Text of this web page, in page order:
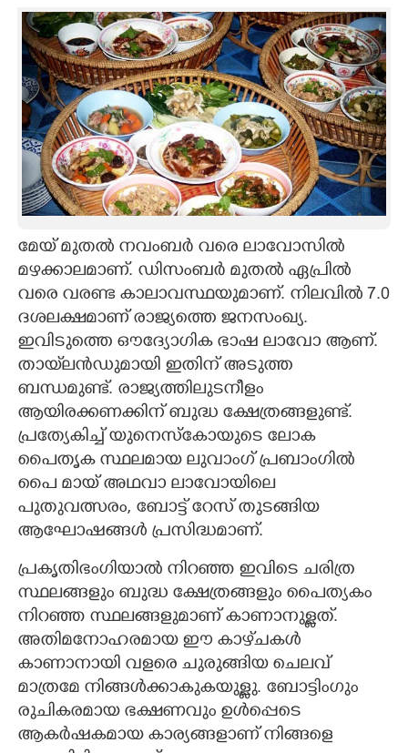
മേയ് മുതൽ നവംബർ വരെ ലാവോസിൽ
മഴക്കാലമാണ്. ഡിസംബർ മുതൽ ഏപ്രിൽ
വരെ വരണ്ട കാലാവസ്ഥയുമാണ്. നിലവിൽ 7.0
ദശലക്ഷമാണ് രാജ്യത്തെ ജനസംഖ്യ.
ഇവിടുത്തെ ഔദ്യോഗിക ഭാഷ ലാവോ ആണ്.
തായ്‌ലൻഡുമായി ഇതിന് അടുത്ത
ബന്ധമുണ്ട്. രാജ്യത്തിലുടനീളം
ആയിരക്കണക്കിന് ബുദ്ധ ക്ഷേത്രങ്ങളുണ്ട്.
പ്രത്യേകിച്ച് യുനെസ്കോയുടെ ലോക
പൈതൃക സ്ഥലമായ ലുവാംഗ് പ്രബാംഗിൽ
പൈ മായ് അഥവാ ലാവോയിലെ
പുതുവത്സരം, ബോട്ട് റേസ് തുടങ്ങിയ
ആഘോഷങ്ങൾ പ്രസിദ്ധമാണ്.
പ്രകൃതിഭംഗിയാൽ നിറഞ്ഞ ഇവിടെ ചരിത്ര
സ്ഥലങ്ങളും ബുദ്ധ ക്ഷേത്രങ്ങളും പൈത്യകം
നിറഞ്ഞ സ്ഥലങ്ങളുമാണ് കാണാനുള്ളത്.
അതിമനോഹരമായ ഈ കാഴ്‌‌ചകൾ
കാണാനായി വളരെ ചുരുങ്ങിയ ചെലവ്
മാത്രമേ നിങ്ങൾക്കാകുകയുള്ളു. ബോട്ടിംഗും
രുചികരമായ ഭക്ഷണവും ഉൾപ്പെടെ
ആകർഷകമായ കാര്യങ്ങളാണ് നിങ്ങളെ